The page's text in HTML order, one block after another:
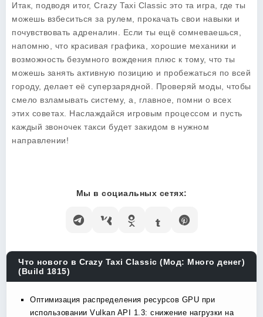
Итак, подводя итог, Crazy Taxi Classic это та игра, где ты
можешь взбеситься за рулем, прокачать свои навыки и
почувствовать адреналин. Если ты ещё сомневаешься,
напомню, что красивая графика, хорошие механики и
возможность безумного вождения плюс к тому, что ты
можешь занять активную позицию и пробежаться по всей
городу, делает её суперзарядной. Проверяй моды, чтобы
смело взламывать систему, а, главное, помни о всех
этих советах. Наслаждайся игровым процессом и пусть
каждый звоночек такси будет закидом в нужном
направлении!
Мы в социальных сетях:
Что нового в Crazy Taxi Classic (Мод: Много денег)
(Build 1815)
Оптимизация распределения ресурсов GPU при
использовании Vulkan API 1.3: снижение нагрузки на